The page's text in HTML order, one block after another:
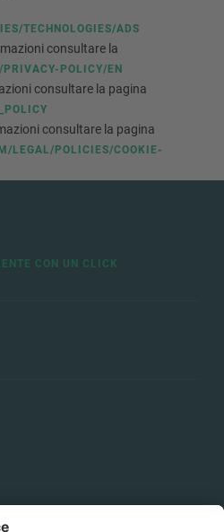
TECHNOLOGIES/ADS
consultare la
POLICY/EN
consultare la pagina
consultare la pagina
LEGAL/POLICIES/COOKIE-
CON UN CLICK